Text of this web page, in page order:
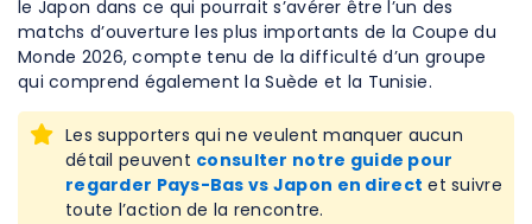
le Japon dans ce qui pourrait s’avérer être l’un des
matchs d’ouverture les plus importants de la Coupe du
Monde 2026, compte tenu de la difficulté d’un groupe
qui comprend également la Suède et la Tunisie.
Les supporters qui ne veulent manquer aucun
détail peuvent consulter notre guide pour
regarder Pays-Bas vs Japon en direct et suivre
toute l’action de la rencontre.